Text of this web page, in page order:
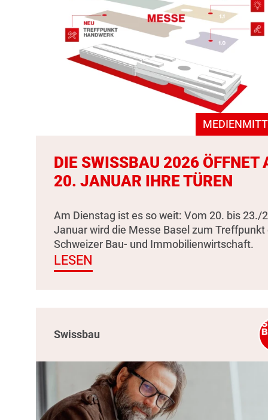
DIE SWISSBAU 2026 ÖFFNET
20. JANUAR IHRE TÜREN
Am Dienstag ist es so weit: Vom 20. bis 23./
Januar wird die Messe Basel zum Treffpunkt
Schweizer Bau- und Immobilienwirtschaft.
LESEN
Swissbau